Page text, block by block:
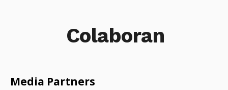
Colaboran
Media Partners